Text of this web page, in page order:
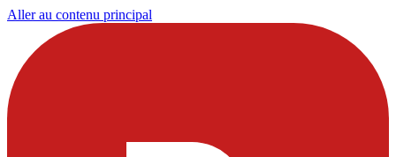
Aller au contenu principal